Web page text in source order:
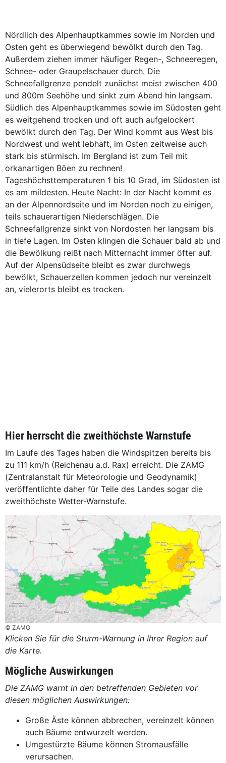
Nördlich des Alpenhauptkammes sowie im Norden und
Osten geht es überwiegend bewölkt durch den Tag.
Außerdem ziehen immer häufiger Regen-, Schneeregen,
Schnee- oder Graupelschauer durch. Die
Schneefallgrenze pendelt zunächst meist zwischen 400
und 800m Seehöhe und sinkt zum Abend hin langsam.
Südlich des Alpenhauptkammes sowie im Südosten geht
es weitgehend trocken und oft auch aufgelockert
bewölkt durch den Tag. Der Wind kommt aus West bis
Nordwest und weht lebhaft, im Osten zeitweise auch
stark bis stürmisch. Im Bergland ist zum Teil mit
orkanartigen Böen zu rechnen!
Tageshöchsttemperaturen 1 bis 10 Grad, im Südosten ist
es am mildesten. Heute Nacht: In der Nacht kommt es
an der Alpennordseite und im Norden noch zu einigen,
teils schauerartigen Niederschlägen. Die
Schneefallgrenze sinkt von Nordosten her langsam bis
in tiefe Lagen. Im Osten klingen die Schauer bald ab und
die Bewölkung reißt nach Mitternacht immer öfter auf.
Auf der Alpensüdseite bleibt es zwar durchwegs
bewölkt, Schauerzellen kommen jedoch nur vereinzelt
an, vielerorts bleibt es trocken.
Hier herrscht die zweithöchste Warnstufe
Im Laufe des Tages haben die Windspitzen bereits bis
zu 111 km/h (Reichenau a.d. Rax) erreicht. Die ZAMG
(Zentralanstalt für Meteorologie und Geodynamik)
veröffentlichte daher für Teile des Landes sogar die
zweithöchste Wetter-Warnstufe.
© ZAMG
Klicken Sie für die Sturm-Warnung in Ihrer Region auf
die Karte.
Mögliche Auswirkungen
Die ZAMG warnt in den betreffenden Gebieten vor
diesen möglichen Auswirkungen:
Große Äste können abbrechen, vereinzelt können
auch Bäume entwurzelt werden.
Umgestürzte Bäume können Stromausfälle
verursachen.